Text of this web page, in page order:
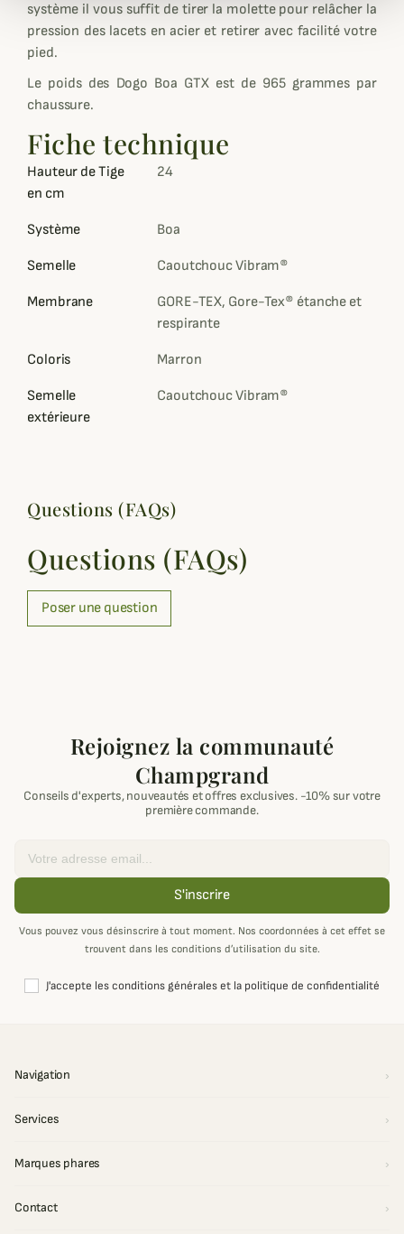
système il vous suffit de tirer la molette pour relâcher la
pression des lacets en acier et retirer avec facilité votre
pied.
Le poids des Dogo Boa GTX est de 965 grammes par
chaussure.
Fiche technique
Hauteur de Tige
en cm
24
Système Boa
Semelle Caoutchouc Vibram®
Membrane
GORE-TEX, Gore-Tex® étanche et
respirante
Coloris Marron
Semelle
extérieure
Caoutchouc Vibram®
Questions (FAQs)
Questions (FAQs)
Poser une question
Rejoignez la communauté
Champgrand
Conseils d'experts, nouveautés et offres exclusives. -10% sur votre
première commande.
S'inscrire
Vous pouvez vous désinscrire à tout moment. Nos coordonnées à cet effet se
trouvent dans les conditions d’utilisation du site.
J'accepte les conditions générales et la politique de confidentialité
Navigation
Services
Marques phares
Contact